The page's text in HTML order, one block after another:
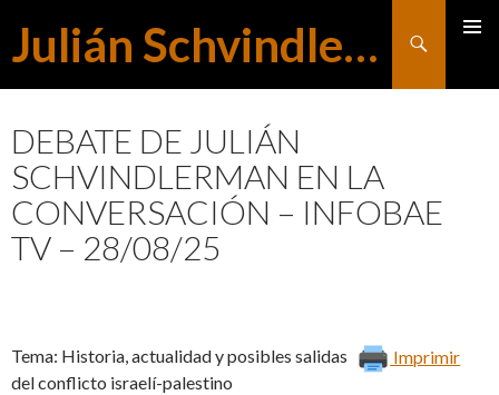
Julián Schvindlerman
Buscar
AL
CONTENIDO
DEBATE DE JULIÁN
SCHVINDLERMAN EN LA
CONVERSACIÓN – INFOBAE
TV – 28/08/25
Imprimir
Tema: Historia, actualidad y posibles salidas
del conflicto israelí-palestino